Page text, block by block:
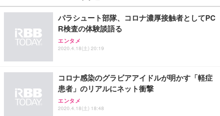
￥27,999
Sezlife オフィスチェア デスクチェア 疲れない テレ
ワーク チェア 強化バックレスト 30度ロッキング機
能 人間工学 椅子 腰サポート 90度跳ね上げ式アーム
ョン PCチェア 通気性メッシュ ゲーミング/勉強/事
務用 おしゃれ パソコンチェア (ブラック)
Sezlife オフィスチェア デスクチェア 疲れない テレ
ワーク チェア 強化バックレスト 30度ロッキング機
能 人間工学 椅子 腰サポート 90度跳ね上げ式アーム
￥109,572
【純正品】27"ゲーミングモニター DualSense 充電
フック付き（CFI-ZDM1J）
【整備済み品】Dell E2724HS 27インチ 液晶モニタ
ー フルHD（1920×1080）VA 非光沢 HDMI/DisplayP
ort/VGA スピーカー内蔵 高さ調整 スイベル VESA対
￥3,234
ネオ・ルーライフ ネオ・オムツ L 中型犬用 26枚入
り 単品
Smart Basic(スマートベーシック) 【Amazon.co.jp
限定】 Smart Basic アイリスオーヤマ ペットシーツ
超厚型 お徳用 ワイド 100枚入 (x 1) (ケース販売)
パラシュート部隊、コロナ濃厚接触者としてPC
R検査の体験談語る
エンタメ
2020.4.18(土) 20:19
コロナ感染のグラビアアイドルが明かす「軽症
患者」のリアルにネット衝撃
エンタメ
2020.4.18(土) 18:48